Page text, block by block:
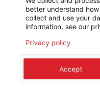
LU75 1111 0000 4848
Comportement
Médecins Sans
better understand
collect and use your
information, see our
Privacy policy
Accept